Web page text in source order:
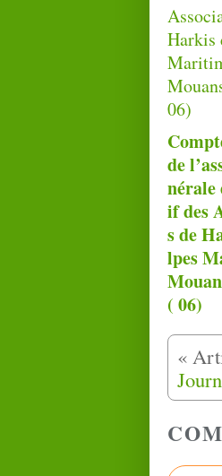
de
nérale
if des
s de
lpes
( 06)